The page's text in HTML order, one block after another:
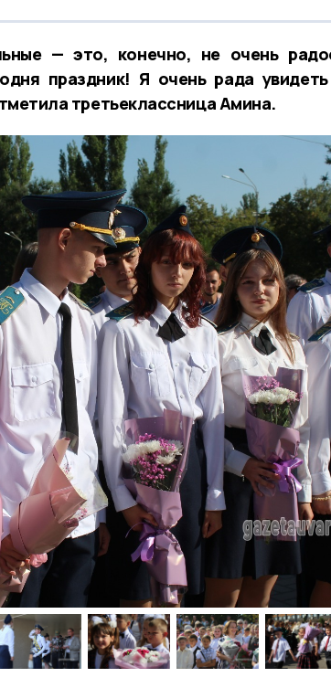
— это, конечно, не очень
праздник! Я очень рада увидеть
третьеклассница Амина.